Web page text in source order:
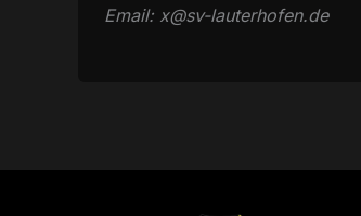
Email: x@sv-lauterhofen.de